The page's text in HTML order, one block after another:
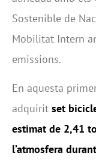
Sostenible de
Mobilitat Intern
emissions.
En aquesta
adquirit set
estimat de 2,41
l’atmosfera